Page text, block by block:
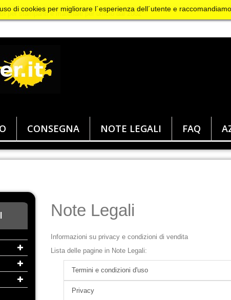
CONSEGNA NOTE LEGALI FAQ
di cookies per migliorare l´esperienza dell´utente e
Note Legali
Informazioni su privacy e condizioni di vendita
Lista delle pagine in Note Legali:
Termini e condizioni d'uso
Privacy